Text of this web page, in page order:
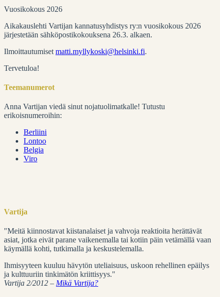
Vuosikokous 2026
Aikakauslehti Vartijan kannatusyhdistys ry:n vuosikokous 2026
järjestetään sähköpostikokouksena 26.3. alkaen.
Ilmoittautumiset matti.myllykoski@helsinki.fi.
Tervetuloa!
Teemanumerot
Anna Vartijan viedä sinut nojatuolimatkalle! Tutustu
erikoisnumeroihin:
Berliini
Lontoo
Belgia
Viro
Vartija
"Meitä kiinnostavat kiistanalaiset ja vahvoja reaktioita herättävät
asiat, jotka eivät parane vaikenemalla tai kotiin päin vetämällä vaan
käymällä kohti, tutkimalla ja keskustelemalla.
Ihmisyyteen kuuluu hävytön uteliaisuus, uskoon rehellinen epäilys
ja kulttuuriin tinkimätön kriittisyys."
Vartija 2/2012 – Mikä Vartija?